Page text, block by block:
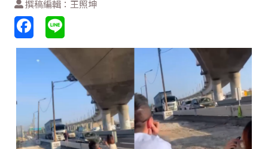
撰稿編輯：王照坤